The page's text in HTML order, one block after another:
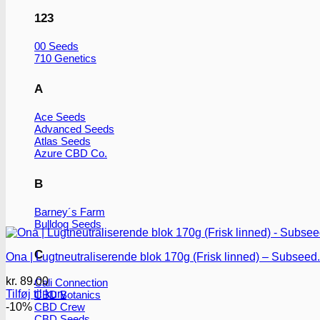
123
00 Seeds
710 Genetics
A
Ace Seeds
Advanced Seeds
Atlas Seeds
Azure CBD Co.
B
Barney´s Farm
Bulldog Seeds
C
Cali Connection
CBD Botanics
CBD Crew
Ona | Lugtneutraliserende blok 170g (Frisk linned) –
kr. 89.00
Tilføj til kurv
-10%